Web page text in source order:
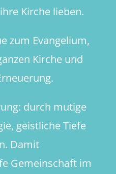
Kirche lieben.
zum Evangelium,
Kirche und
durch mutige
geistliche Tiefe
Damit
Gemeinschaft im